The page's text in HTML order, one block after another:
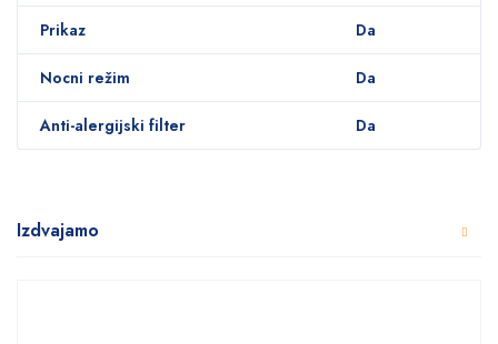
Prikaz Da
Nocni režim Da
Anti-alergijski filter Da
Izdvajamo